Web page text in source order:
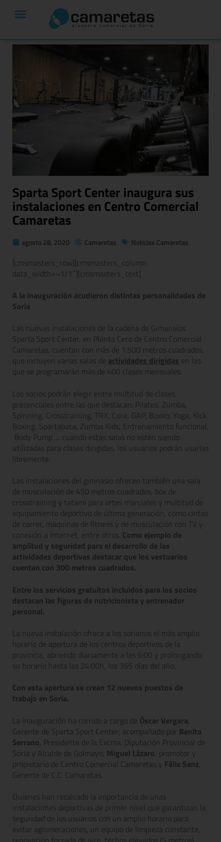
Sparta Sport Center inaugura sus
instalaciones en Centro Comercial
Camaretas
agosto 28, 2020 Camaretas Noticias Camaretas
[cmsmasters_row][cmsmasters_column
data_width=»1/1″][cmsmasters_text]
A la inauguración acudieron distintas personalidades de
Soria
Las nuevas instalaciones de la cadena de Gimansios
Sparta Sport Center, en Planta Cero de Centro Comercial
Camaretas, cuentan con más de 1.500 metros cuadrados,
que incluyen varias salas de actividades dirigidas en las
que se programarán más de 400 clases mensuales.
Los socios podrán elegir entre multitud de clases
presenciales entre las que destacan: Pilates, Zumba,
Spinning, Crosstraining, TRX, Core, GAP, Boxeo, Yoga, Kick
Boxing, Spartabata, Zumba Kids, Entrenamiento funcional,
Body Pump … cuando estas salas no estén siendo
utilizadas para clases dirigidas, los usuarios podrán usarlas
libremente.
Las instalaciones del gimnasio ofrecen también una sala
de musculación de 450 metros cuadrados, box de
crosstraining y tatami para artes marciales y multitud de
equipamiento deportivo de última generación, como cintas
de correr, máquinas de fitness y de musculación con TV y
conexión a internet, entre otros. Como ejemplo de
amplitud y seguridad para el desarrollo de las
actividades deportivas destacar que los vestuarios
cuentan con 300 metros cuadrados.
Entre los servicios gratuitos incluidos para los socios
destacan las figuras de nutricionista y entrenador
personal.
La nueva instalación ofrece a los sorianos el más amplio
horario de apertura de los centros deportivos de la
provincia, abriendo diariamente a las 6:00 y prolongando
su horario hasta las 24:00h, los 365 días del año.
Con esta apertura se crean 12 nuevos puestos de
trabajo en Soria.
La inauguración ha corrido a cargo de Óscar Vergara,
Gerente de Sparta Sport Center; acompañado por Benito
Serrano, Presidente de la Excma. Diputación Provincial de
Soria y Alcalde de Golmayo; Miguel Lázaro, promotor y
propietario de Centro Comercial Camaretas y Félix Sanz,
Gerente de C.C. Camaretas.
Quienes han recalcado la importancia de unas
instalaciones deportivas de primer nivel que garantizan la
seguridad de los usuarios con un amplio horario para
evitar aglomeraciones, un equipo de limpieza constante,